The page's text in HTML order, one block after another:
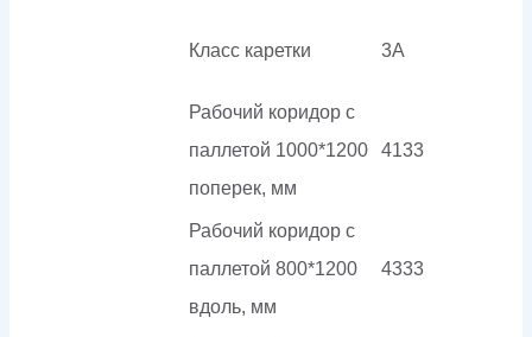
Класс каретки 3A
Рабочий коридор с
паллетой 1000*1200
поперек, мм
4133
Рабочий коридор с
паллетой 800*1200
вдоль, мм
4333